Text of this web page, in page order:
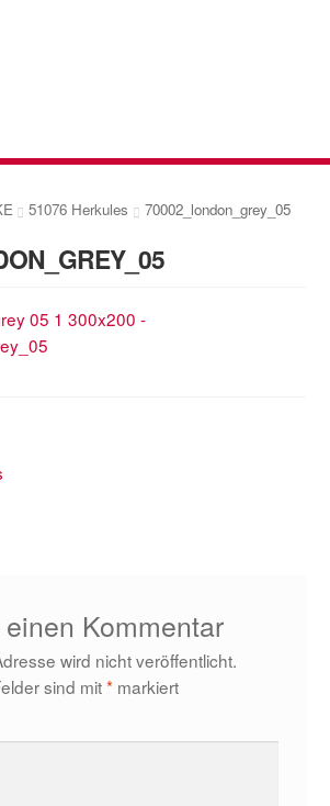
51076 Herkules 70002_london_grey_05
Kommentar
wird nicht veröffentlicht.
sind mit* markiert